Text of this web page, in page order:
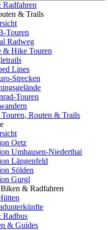
& Trails
Touren
Radweg
& Hike Touren
Lines
Strecken
Touren
Routen & Trails
Oetz
Umhausen-Niederthai
Längenfeld
Sölden
Gurgl
& Radfahren
& Guides